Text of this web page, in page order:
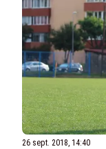
26 sept. 2018, 14:40